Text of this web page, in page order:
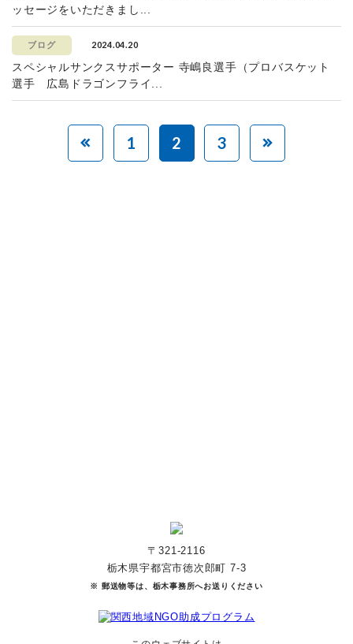
ッセージをいただきまし...
ブログ 2024.04.20
スペシャルサンクスサポーター 寺嶋良選手（プロバスケット
選手 広島ドラゴンフライ...
1 2 3
〒321-2116
栃木県宇都宮市徳次郎町 7-3
※ 郵送物等は、栃木事務所へお送りください